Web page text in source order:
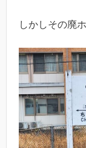
しかしその廃